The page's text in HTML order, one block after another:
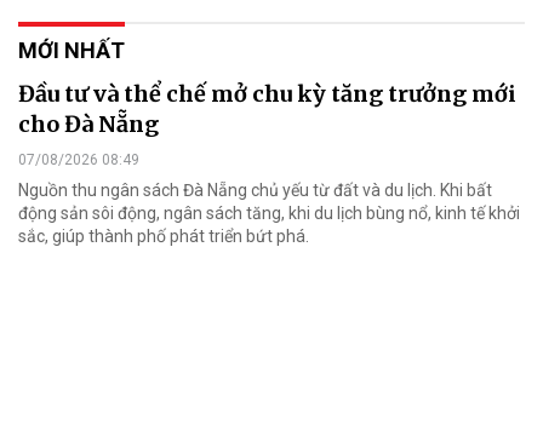
MỚI NHẤT
Đầu tư và thể chế mở chu kỳ tăng trưởng mới
cho Đà Nẵng
07/08/2026 08:49
Nguồn thu ngân sách Đà Nẵng chủ yếu từ đất và du lịch. Khi bất
động sản sôi động, ngân sách tăng, khi du lịch bùng nổ, kinh tế khởi
sắc, giúp thành phố phát triển bứt phá.